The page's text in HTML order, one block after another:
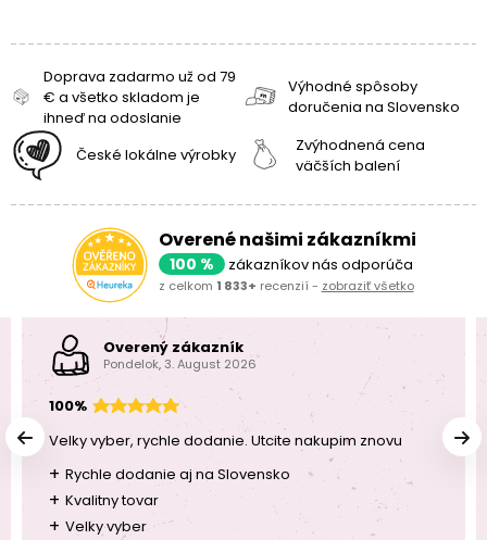
Doprava zadarmo už od 79
€ a všetko skladom je
ihneď na odoslanie
Výhodné spôsoby
doručenia na Slovensko
České lokálne výrobky
Zvýhodnená cena
väčších balení
Overené našimi zákazníkmi
100 % zákazníkov nás odporúča
z celkom 1 833+ recenzií - zobraziť všetko
Overený zákazník
Pondelok, 3. August 2026
100%
Velky vyber, rychle dodanie. Utcite nakupim znovu
+ Rychle dodanie aj na Slovensko
+ Kvalitny tovar
+ Velky vyber